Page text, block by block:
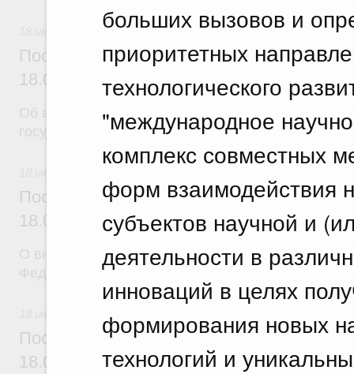
больших вызовов и
приоритетных
технологического
"международное
комплекс совместных
форм взаимодействия
субъектов научной и
деятельности в
инноваций в целях
формирования новых
технологий и
Постановление Правительства
18.07.2026 г. № 904
Об авансировании
государственных контрактов
Постановление Правительства
18.07.2026 г. № 909
О внесении изменения в постановление
Федерации от 17 февраля 2024 г. № 179
Постановление Правительства
18.07.2026 г. № 908